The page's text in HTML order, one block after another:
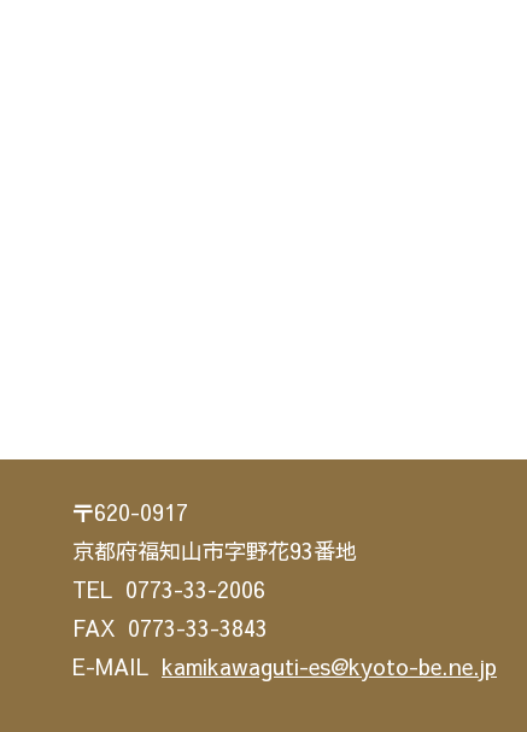
〒620-0917
京都府福知山市字野花93番地
TEL 0773-33-2006
FAX 0773-33-3843
E-MAIL kamikawaguti-es@kyoto-be.ne.jp